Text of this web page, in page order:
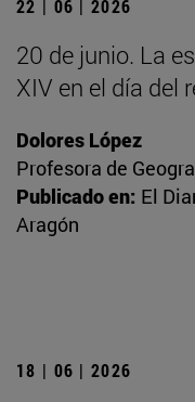
22 | 06 | 2026
20 de junio. La
XIV en el día del
Dolores López
Profesora de
Publicado en: El
Aragón
18 | 06 | 2026